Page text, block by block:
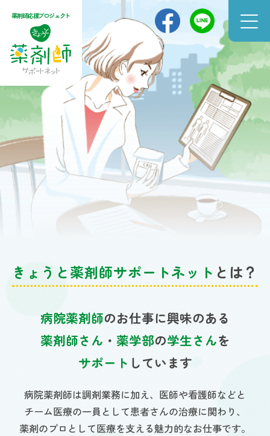
薬剤師応援プロジェクト
きょうと薬剤師サポートネット とは？
病院薬剤師のお仕事に興味のある
薬剤師さん ・ 薬学部の学生さんを
サポート しています
病院薬剤師は調剤業務に加え、医師や看護師などと
チーム医療の一員として患者さんの治療に関わり、
薬剤のプロとして医療を支える魅力的なお仕事です。